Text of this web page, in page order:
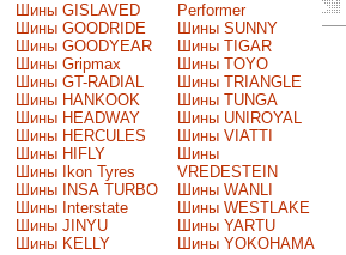
Шины GISLAVED
Шины GOODRIDE
Шины GOODYEAR
Шины Gripmax
Шины GT-RADIAL
Шины HANKOOK
Шины HEADWAY
Шины HERCULES
Шины HIFLY
Шины Ikon Tyres
Шины INSA TURBO
Шины Interstate
Шины JINYU
Шины KELLY
Performer
Шины SUNNY
Шины TIGAR
Шины TOYO
Шины TRIANGLE
Шины TUNGA
Шины UNIROYAL
Шины VIATTI
Шины
VREDESTEIN
Шины WANLI
Шины WESTLAKE
Шины YARTU
Шины YOKOHAMA